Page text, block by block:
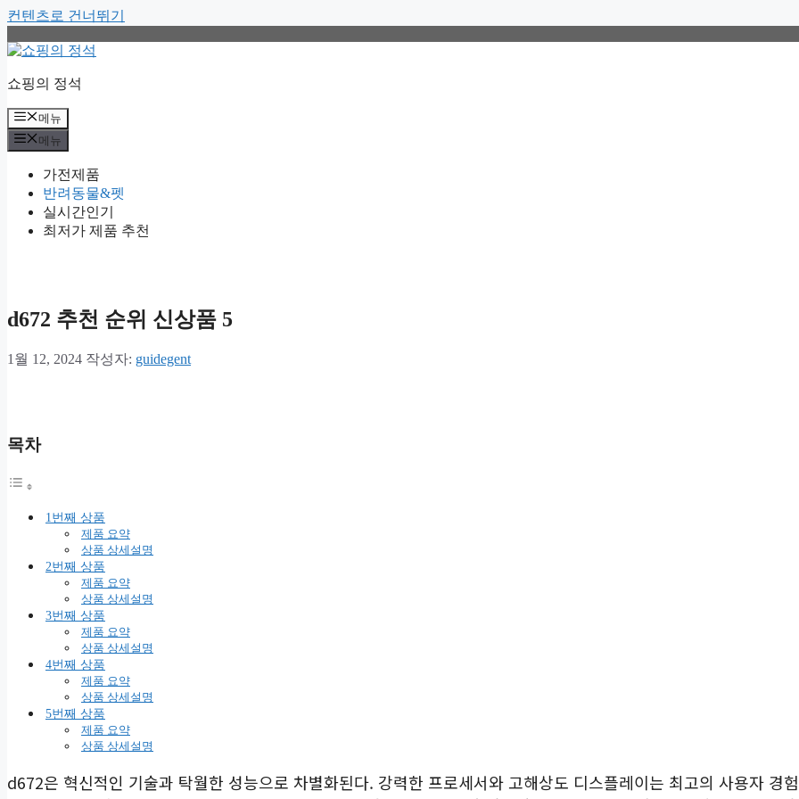
컨텐츠로 건너뛰기
쇼핑의 정석
메뉴
메뉴
가전제품
반려동물&펫
실시간인기
최저가 제품 추천
d672 추천 순위 신상품 5
1월 12, 2024 작성자: guidegent
목차
1번째 상품
제품 요약
상품 상세설명
2번째 상품
제품 요약
상품 상세설명
3번째 상품
제품 요약
상품 상세설명
4번째 상품
제품 요약
상품 상세설명
5번째 상품
제품 요약
상품 상세설명
d672은 혁신적인 기술과 탁월한 성능으로 차별화된다. 강력한 프로세서와 고해상도 디스플레이는 최고의 사용자 경